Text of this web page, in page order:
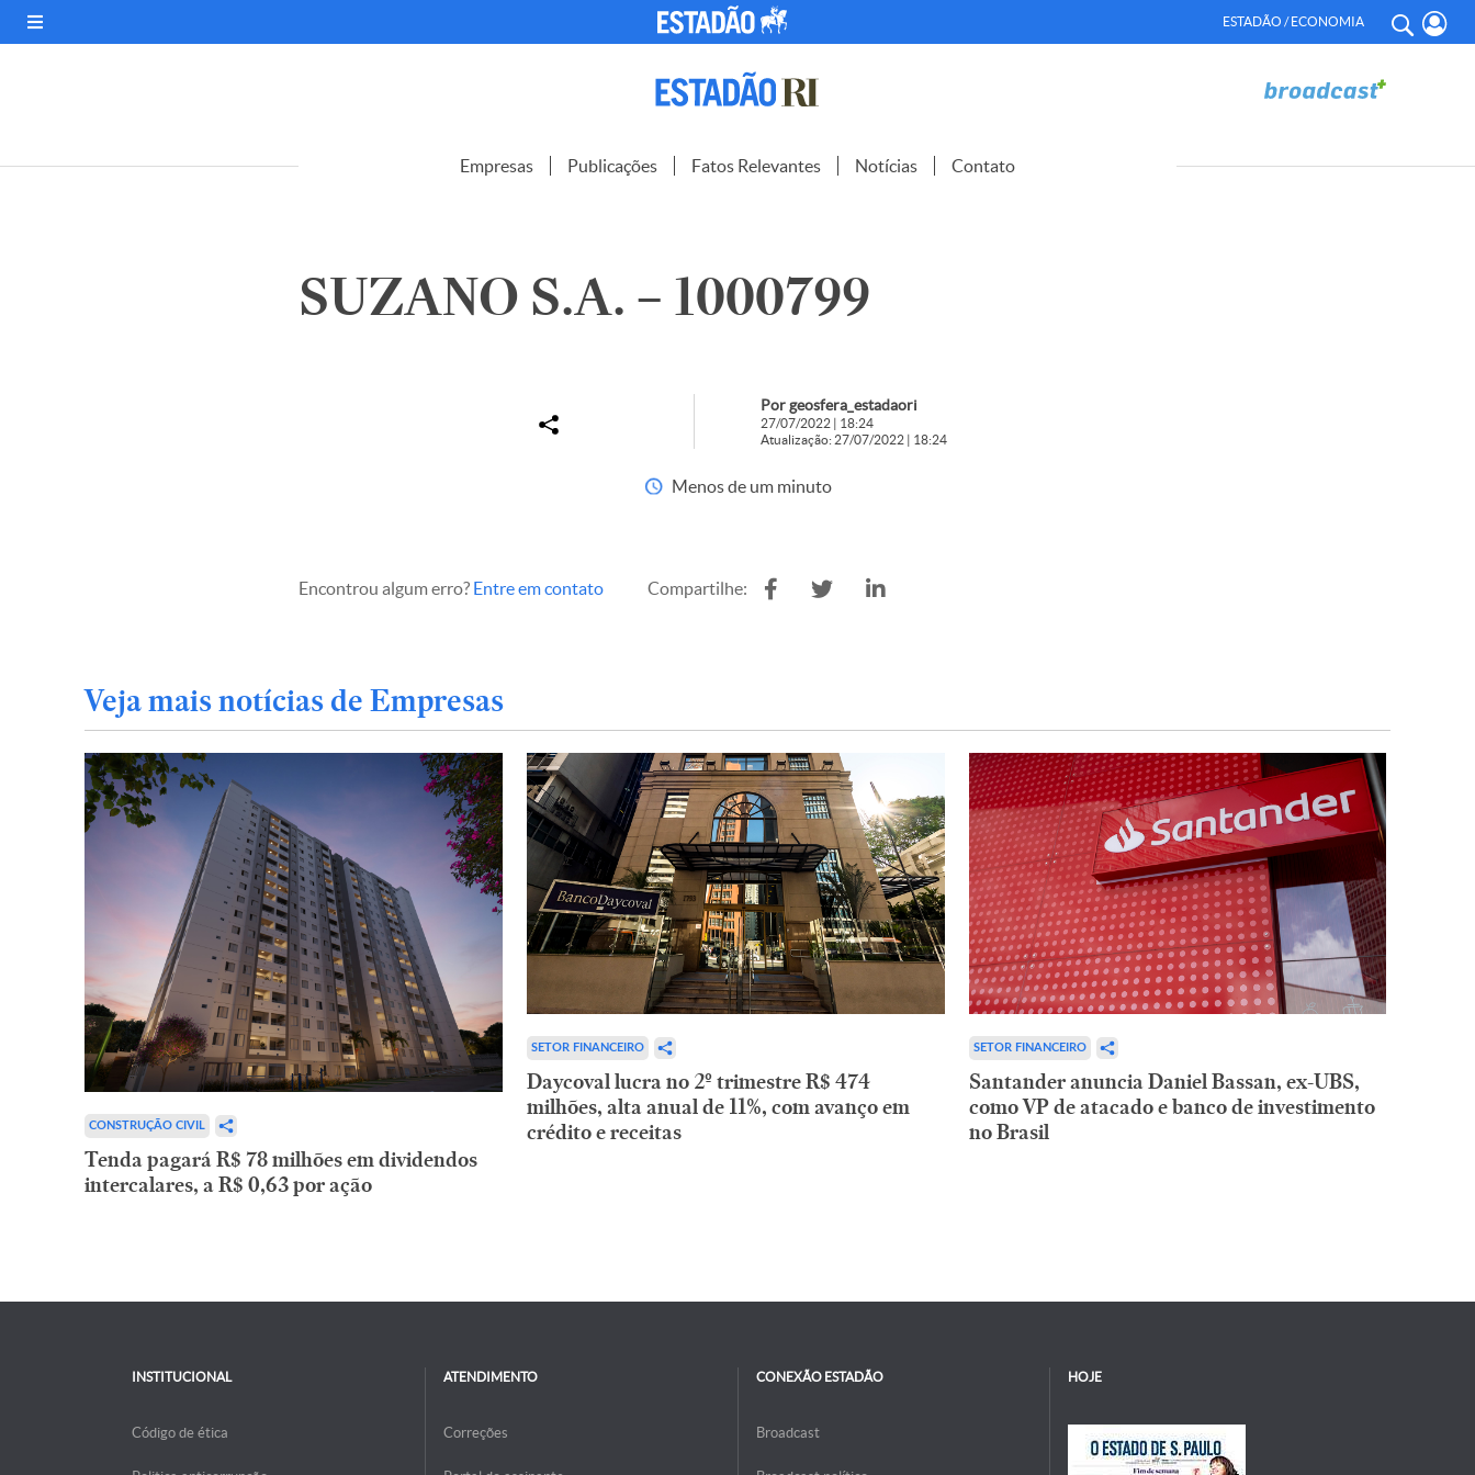
ESTADÃO / ECONOMIA
Empresas Publicações Fatos Relevantes Notícias Contato
SUZANO S.A. – 1000799
Por geosfera_estadaori
27/07/2022 | 18:24
Atualização: 27/07/2022 | 18:24
Menos de um minuto
Encontrou algum erro? Entre em contato Compartilhe:
Veja mais notícias de Empresas
CONSTRUÇÃO CIVIL
Tenda pagará R$ 78 milhões em dividendos
intercalares, a R$ 0,63 por ação
SETOR FINANCEIRO
Daycoval lucra no 2º trimestre R$ 474
milhões, alta anual de 11%, com avanço em
crédito e receitas
SETOR FINANCEIRO
Santander anuncia Daniel Bassan, ex-UBS,
como VP de atacado e banco de investimento
no Brasil
INSTITUCIONAL
Código de ética
ATENDIMENTO
Correções
CONEXÃO ESTADÃO
Broadcast
HOJE